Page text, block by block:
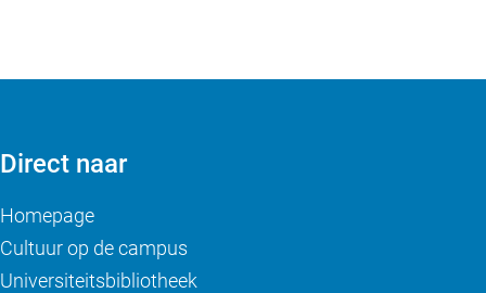
Direct naar
Homepage
Cultuur op de campus
Universiteitsbibliotheek